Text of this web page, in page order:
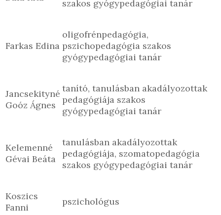
szakos gyógypedagógiai tanár
Farkas Edina
oligofrénpedagógia,
pszichopedagógia szakos
gyógypedagógiai tanár
Jancsekityné
Goóz Ágnes
tanító, tanulásban akadályozottak
pedagógiája szakos
gyógypedagógiai tanár
Kelemenné
Gévai Beáta
tanulásban akadályozottak
pedagógiája, szomatopedagógia
szakos gyógypedagógiai tanár
Koszics
Fanni
pszichológus